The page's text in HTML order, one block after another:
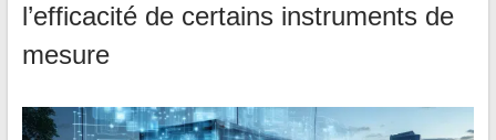
l’efficacité de certains instruments de
mesure